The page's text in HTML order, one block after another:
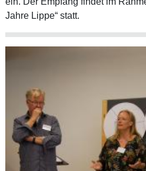
Jahre Lippe“ statt.